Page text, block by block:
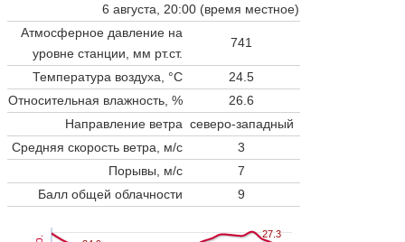
6 августа, 20:00 (время местное)
Атмосферное давление на
уровне станции, мм рт.ст.
741
Температура воздуха, °C
24.5
Относительная влажность, %
26.6
Направление ветра северо-западный
Средняя скорость ветра, м/с
3
Порывы, м/с
7
Балл общей облачности
9
27.3
27.3